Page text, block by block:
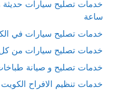
ساعة
خدمات تصليح سيارات في
خدمات تصليح سيارات من كل
خدمات تصليح و صيانة
خدمات تنظيم الافراح الكويت